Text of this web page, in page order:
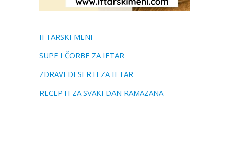
IFTARSKI MENI
SUPE I ČORBE ZA IFTAR
ZDRAVI DESERTI ZA IFTAR
RECEPTI ZA SVAKI DAN RAMAZANA